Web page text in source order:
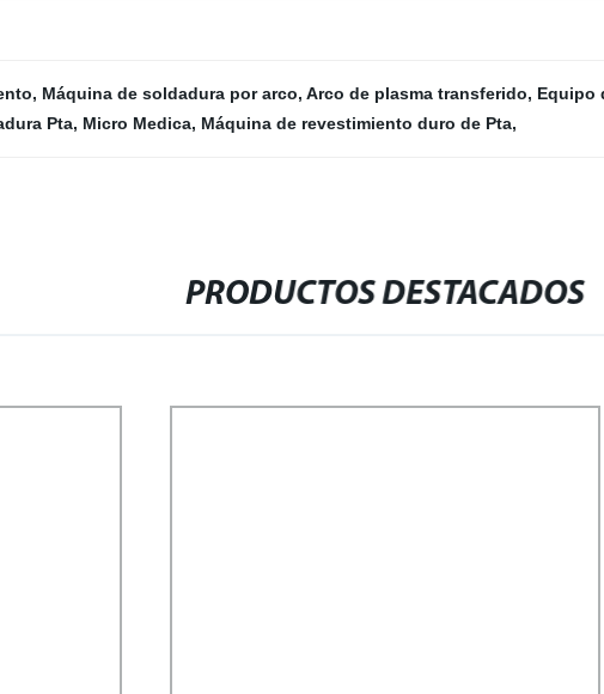
, Máquina de soldadura por arco, Arco de plasma transferido, Equipo
Pta, Micro Medica, Máquina de revestimiento duro de Pta,
PRODUCTOS DESTACADOS